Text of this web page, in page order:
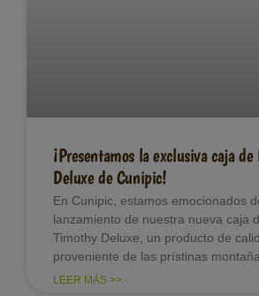
¡Presentamos la exclusiva caja
Deluxe de Cunipic!
En Cunipic, estamos emocionados
lanzamiento de nuestra nueva caja
Timothy Deluxe, un producto de
proveniente de las prístinas
LEER MÁS >>